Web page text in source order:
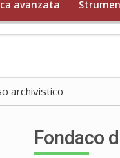
avanzata
archivistico
Fondaco